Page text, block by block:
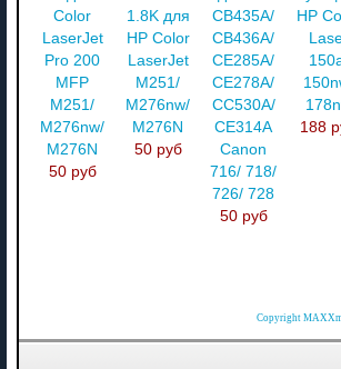
Color
LaserJet
Pro 200
MFP
M251/
M276nw/
M276N
50 руб
1.8K для
HP Color
LaserJet
M251/
M276nw/
M276N
50 руб
CB435A/
CB436A/
CE285A/
CE278A/
CC530A/
CE314A
Canon
716/ 718/
726/ 728
50 руб
HP
188
Copyright